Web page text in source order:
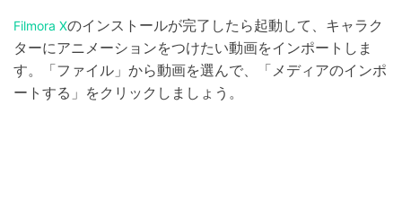
Filmora Xのインストールが完了したら起動して、キャラク
ターにアニメーションをつけたい動画をインポートしま
す。「ファイル」から動画を選んで、「メディアのインポ
ートする」をクリックしましょう。